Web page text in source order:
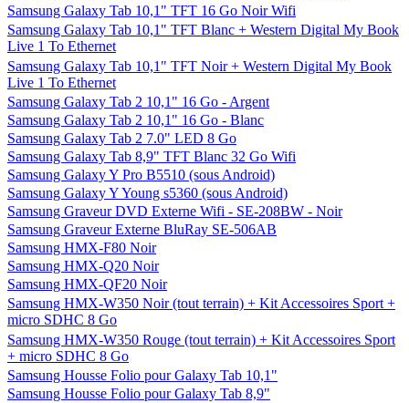
Samsung Galaxy Tab 10,1" TFT 16 Go Noir Wifi
Samsung Galaxy Tab 10,1" TFT Blanc + Western Digital My Book
Live 1 To Ethernet
Samsung Galaxy Tab 10,1" TFT Noir + Western Digital My Book
Live 1 To Ethernet
Samsung Galaxy Tab 2 10,1" 16 Go - Argent
Samsung Galaxy Tab 2 10,1" 16 Go - Blanc
Samsung Galaxy Tab 2 7.0" LED 8 Go
Samsung Galaxy Tab 8,9" TFT Blanc 32 Go Wifi
Samsung Galaxy Y Pro B5510 (sous Android)
Samsung Galaxy Y Young s5360 (sous Android)
Samsung Graveur DVD Externe Wifi - SE-208BW - Noir
Samsung Graveur Externe BluRay SE-506AB
Samsung HMX-F80 Noir
Samsung HMX-Q20 Noir
Samsung HMX-QF20 Noir
Samsung HMX-W350 Noir (tout terrain) + Kit Accessoires Sport +
micro SDHC 8 Go
Samsung HMX-W350 Rouge (tout terrain) + Kit Accessoires Sport
+ micro SDHC 8 Go
Samsung Housse Folio pour Galaxy Tab 10,1"
Samsung Housse Folio pour Galaxy Tab 8,9"